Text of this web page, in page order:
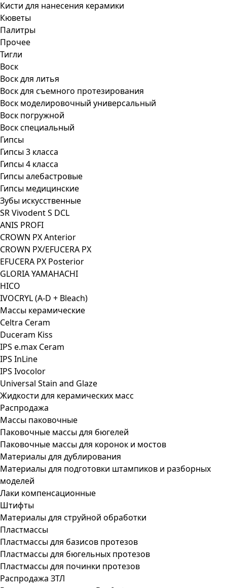
Кисти для нанесения керамики
Кюветы
Палитры
Прочее
Тигли
Воск
Воск для литья
Воск для съемного протезирования
Воск моделировочный универсальный
Воск погружной
Воск специальный
Гипсы
Гипсы 3 класса
Гипсы 4 класса
Гипсы алебастровые
Гипсы медицинские
Зубы искусственные
SR Vivodent S DCL
ANIS PROFI
CROWN PX Anterior
CROWN PX/EFUCERA PX
EFUCERA PX Posterior
GLORIA YAMAHACHI
HICO
IVOCRYL (A-D + Bleach)
Массы керамические
Celtra Ceram
Duceram Kiss
IPS e.max Ceram
IPS InLine
IPS Ivocolor
Universal Stain and Glaze
Жидкости для керамических масс
Распродажа
Массы паковочные
Паковочные массы для бюгелей
Паковочные массы для коронок и мостов
Материалы для дублирования
Материалы для подготовки штампиков и разборных
моделей
Лаки компенсационные
Штифты
Материалы для струйной обработки
Пластмассы
Пластмассы для базисов протезов
Пластмассы для бюгельных протезов
Пластмассы для починки протезов
Распродажа ЗТЛ